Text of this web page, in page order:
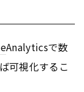
Analyticsで数
可視化するこ